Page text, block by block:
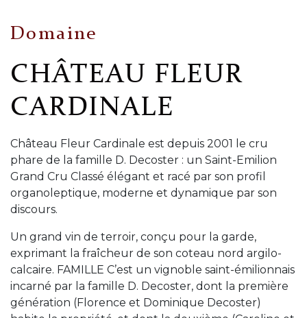
Domaine
CHÂTEAU FLEUR
CARDINALE
Château Fleur Cardinale est depuis 2001 le cru
phare de la famille D. Decoster : un Saint-Emilion
Grand Cru Classé élégant et racé par son profil
organoleptique, moderne et dynamique par son
discours.
Un grand vin de terroir, conçu pour la garde,
exprimant la fraîcheur de son coteau nord argilo-
calcaire. FAMILLE C’est un vignoble saint-émilionnais
incarné par la famille D. Decoster, dont la première
génération (Florence et Dominique Decoster)